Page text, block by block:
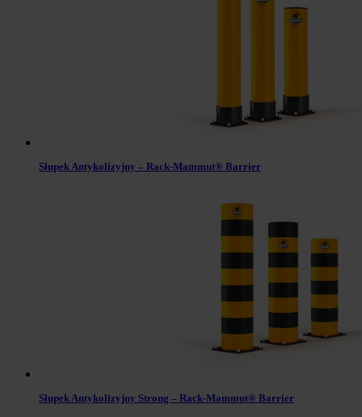
Słupek Antykolizyjny – Rack-Mammut® Barrier
Słupek Antykolizyjny Strong – Rack-Mammut® Barrier